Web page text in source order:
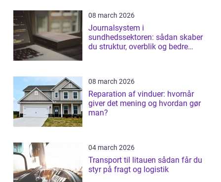
08 march 2026
Journalsystem i
sundhedssektoren: sådan skaber
du struktur, overblik og bedre
08 march 2026
Reparation af vinduer: hvornår
giver det mening og hvordan gør
man?
04 march 2026
Transport til litauen sådan får du
styr på fragt og logistik